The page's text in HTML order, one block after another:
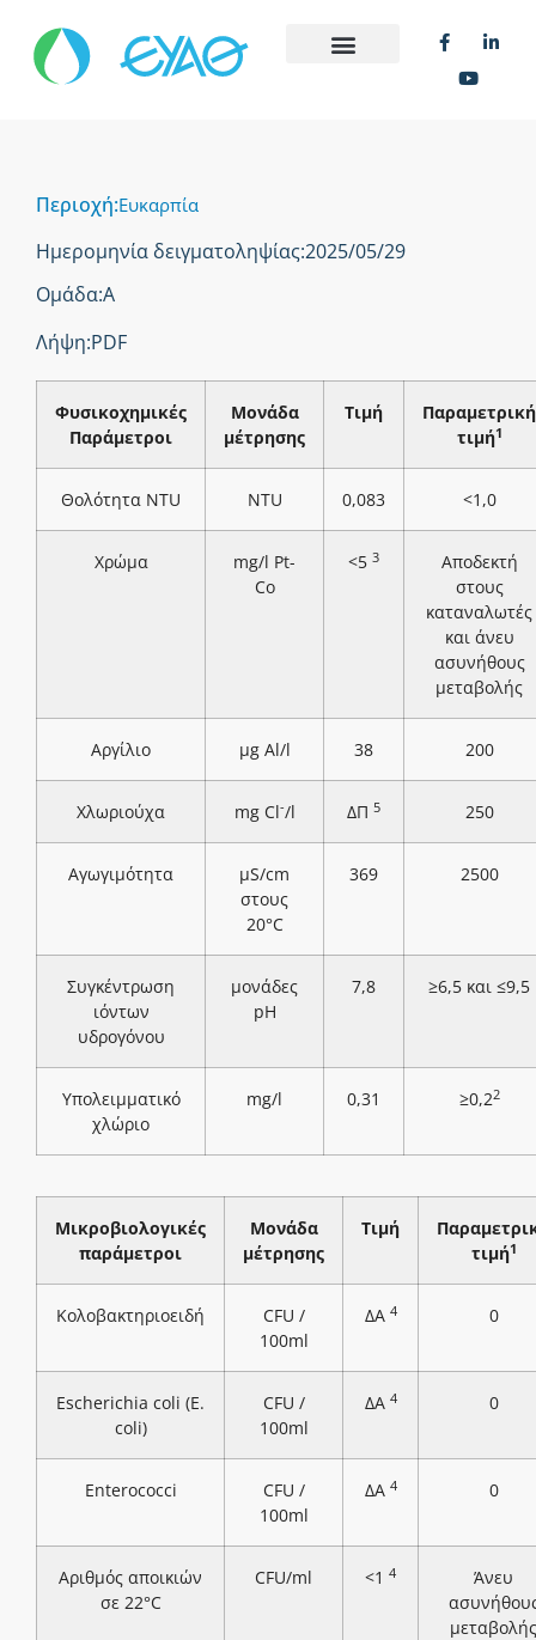
Περιοχή:Ευκαρπία
Ημερομηνία δειγματοληψίας:2025/05/29
Ομάδα:Α
Λήψη:PDF
Φυσικοχημικές
Παράμετροι
Μονάδα
μέτρησης
Τιμή
Παραμετρική
τιμή1
Θολότητα NTU NTU 0,083 <1,0
Χρώμα
mg/l Pt-
Co
<5 3
Αποδεκτή
στους
καταναλωτές
και άνευ
ασυνήθους
μεταβολής
Αργίλιο μg Al/l 38 200
Χλωριούχα mg Cl-/l ΔΠ 5 250
Αγωγιμότητα
μS/cm
στους
20°C
369 2500
Συγκέντρωση
ιόντων
υδρογόνου
μονάδες
pH
7,8 ≥6,5 και ≤9,5
Υπολειμματικό
χλώριο
mg/l 0,31 ≥0,22
Μικροβιολογικές
παράμετροι
Μονάδα
μέτρησης
Τιμή
τιμή1
Κολοβακτηριοειδή
CFU /
100ml
ΔΑ 4 0
Escherichia coli (E.
coli)
CFU /
100ml
ΔΑ 4 0
Enterococci
CFU /
100ml
ΔΑ 4 0
Αριθμός αποικιών
σε 22°C
CFU/ml <1 4
Άνευ
μεταβολής